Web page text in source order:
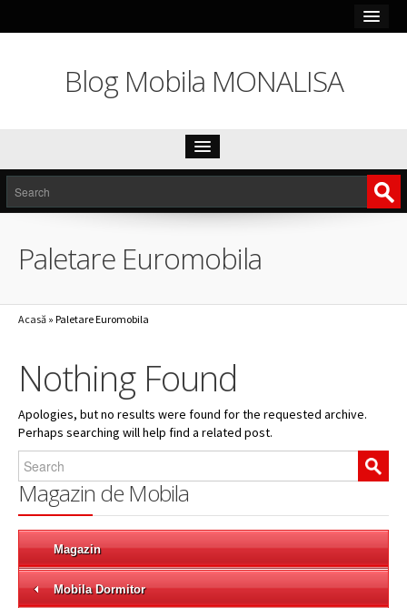
Blog Mobila MONALISA
Acasa
Paletare Materiale
Paletare Mobila Dalin
Stofe Classic
Stofe Teflonate – ANTIPATA
Culori Lemn
Paletare ErgoDesign
Piele Ecologica Grupa II
Stofe Grupa II
Catalog PAL
Paletare Euromobila
Acasă » Paletare Euromobila
Nothing Found
Apologies, but no results were found for the requested archive.
Perhaps searching will help find a related post.
Magazin de Mobila
Magazin
Mobila Dormitor